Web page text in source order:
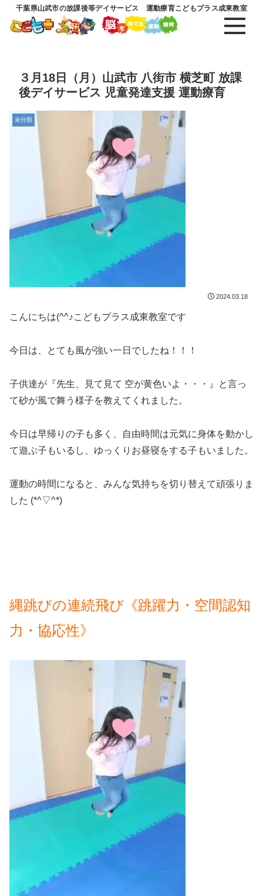
千葉県山武市の放課後等デイサービス 運動療育こどもプラス成東教室
３月18日（月）山武市 八街市 横芝町 放課
後デイサービス 児童発達支援 運動療育
未分類
2024.03.18
こんにちは(^^♪こどもプラス成東教室です
今日は、とても風が強い一日でしたね！！！
子供達が『先生、見て見て 空が黄色いよ・・・』と言っ
て砂が風で舞う様子を教えてくれました。
今日は早帰りの子も多く、自由時間は元気に身体を動かし
て遊ぶ子もいるし、ゆっくりお昼寝をする子もいました。
運動の時間になると、みんな気持ちを切り替えて頑張りま
した (*^▽^*)
縄跳びの連続飛び《跳躍力・空間認知
力・協応性》